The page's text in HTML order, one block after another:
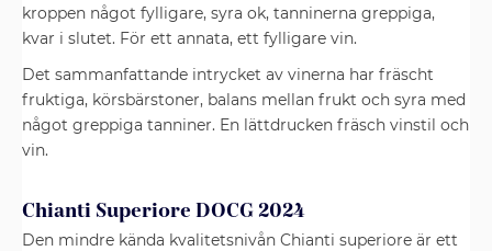
kroppen något fylligare, syra ok, tanninerna greppiga,
kvar i slutet. För ett annata, ett fylligare vin.
Det sammanfattande intrycket av vinerna har fräscht
fruktiga, körsbärstoner, balans mellan frukt och syra med
något greppiga tanniner. En lättdrucken fräsch vinstil och
vin.
Chianti Superiore DOCG 2024
Den mindre kända kvalitetsnivån Chianti superiore är ett